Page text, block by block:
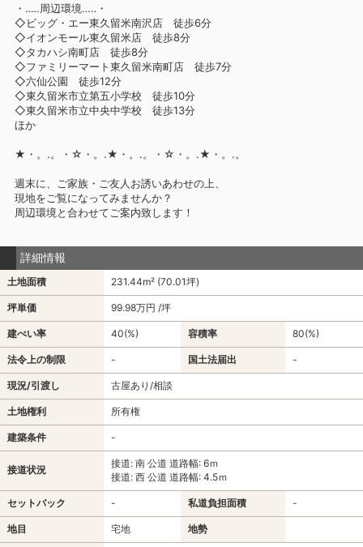
・‥…周辺環境…‥・
◇ビッグ・エー東久留米南沢店 徒歩6分
◇イオンモール東久留米店 徒歩8分
◇タカハシ南町店 徒歩8分
◇ファミリーマート東久留米南町店 徒歩7分
◇六仙公園 徒歩12分
◇東久留米市立第五小学校 徒歩10分
◇東久留米市立中央中学校 徒歩13分
ほか
★・。.。・☆・。.★・。.。・☆・。.★・。.。
週末に、ご家族・ご友人お誘いあわせの上、
現地をご覧になってみませんか？
周辺環境と合わせてご案内致します！
詳細情報
土地面積 231.44m² (70.01坪)
坪単価 99.98万円 /坪
建ぺい率 40(%) 容積率 80(%)
法令上の制限 - 国土法届出 -
現況/引渡し 古屋あり/相談
土地権利 所有権
建築条件 -
接道状況
接道: 南 公道 道路幅: 6ｍ
接道: 西 公道 道路幅: 4.5ｍ
セットバック - 私道負担面積 -
地目 宅地 地勢